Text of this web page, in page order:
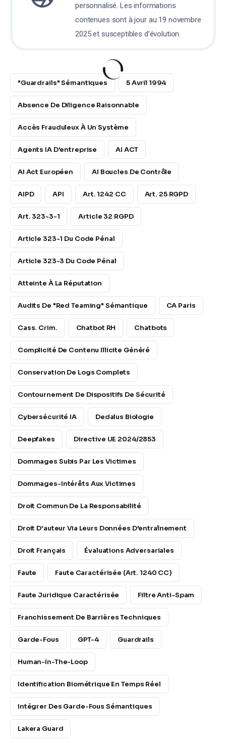
personnalisé. Les informations
contenues sont à jour au 19 novembre
2025 et susceptibles d’évolution.
"guardrails" Sémantiques 5 Avril 1994
Absence De Diligence Raisonnable
Accès Frauduleux À Un Système
Agents IA D'entreprise AI ACT
AI Act Européen AI Boucles De Contrôle
AIPD API Art. 1242 CC Art. 25 RGPD
Art. 323-3-1 Article 32 RGPD
Article 323-1 Du Code Pénal
Article 323-3 Du Code Pénal
Atteinte À La Réputation
Audits De "Red Teaming" Sémantique CA Paris
Cass. Crim. Chatbot RH Chatbots
Complicité De Contenu Illicite Généré
Conservation De Logs Complets
Contournement De Dispositifs De Sécurité
Cybersécurité IA Dedalus Biologie
Deepfakes Directive UE 2024/2853
Dommages Subis Par Les Victimes
Dommages-Intérêts Aux Victimes
Droit Commun De La Responsabilité
Droit D'auteur Via Leurs Données D'entraînement
Droit Français Évaluations Adversariales
Faute Faute Caractérisée (Art. 1240 CC)
Faute Juridique Caractérisée Filtre Anti-Spam
Franchissement De Barrières Techniques
Garde-Fous GPT-4 Guardrails
Human-In-The-Loop
Identification Biométrique En Temps Réel
Intégrer Des Garde-Fous Sémantiques
Lakera Guard